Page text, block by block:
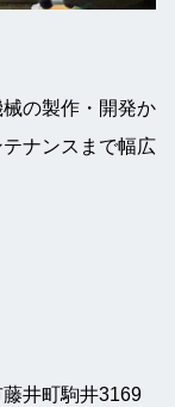
の製作・開発か
ナンスまで幅広
井町駒井3169